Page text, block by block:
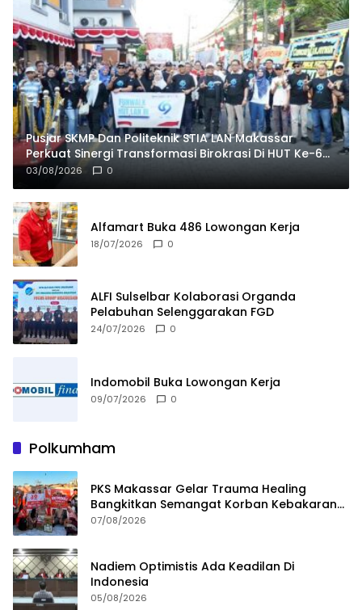
Pusjar SKMP Dan Politeknik STIA LAN Makassar
Perkuat Sinergi Transformasi Birokrasi Di HUT Ke-69
LAN RI
03/08/2026 0
Alfamart Buka 486 Lowongan Kerja
18/07/2026 0
ALFI Sulselbar Kolaborasi Organda
Pelabuhan Selenggarakan FGD
24/07/2026 0
Indomobil Buka Lowongan Kerja
09/07/2026 0
Polkumham
PKS Makassar Gelar Trauma Healing
Bangkitkan Semangat Korban Kebakaran
Tallo
07/08/2026
Nadiem Optimistis Ada Keadilan Di
Indonesia
05/08/2026